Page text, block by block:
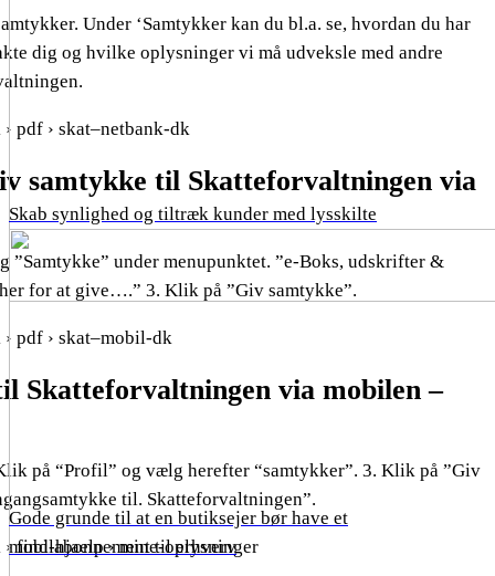
Skab synlighed og tiltræk kunder med lysskilte
Gode grunde til at en butiksejer bør have et
mobilabonnement til erhverv
Under ‘Samtykker kan du bl.a. se, hvordan du har
dig og hvilke oplysninger vi må udveksle med andre
pdf › skat–netbank-dk
samtykke til Skatteforvaltningen via
”Samtykke” under menupunktet. ”e-Boks, udskrifter &
for at give….” 3. Klik på ”Giv samtykke”.
pdf › skat–mobil-dk
Skatteforvaltningen via mobilen –
på “Profil” og vælg herefter “samtykker”. 3. Klik på ”Giv
til. Skatteforvaltningen”.
find-hjaelp › mine-oplysninger